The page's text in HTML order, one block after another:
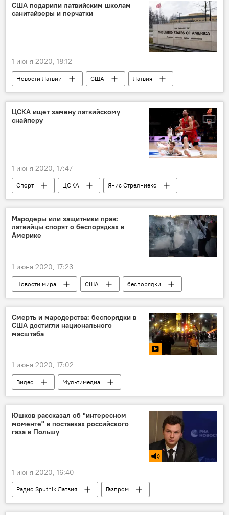
учения
США подарили латвийским школам
санитайзеры и перчатки
1 июня 2020, 18:12
Новости Латвии США
Латвия
Илзе Винькеле
ЦСКА ищет замену латвийскому
снайперу
1 июня 2020, 17:47
Спорт ЦСКА Янис Стрелниекс
Мародеры или защитники прав:
латвийцы спорят о беспорядках в
Америке
1 июня 2020, 17:23
Новости мира США
беспорядки
Латвия
Смерть и мародерства: беспорядки в
США достигли национального
масштаба
1 июня 2020, 17:02
Видео Мультимедиа
Юшков рассказал об "интересном
моменте" в поставках российского
газа в Польшу
1 июня 2020, 16:40
Радио Sputnik Латвия
Газпром
Игорь Юшков
газ
Россия